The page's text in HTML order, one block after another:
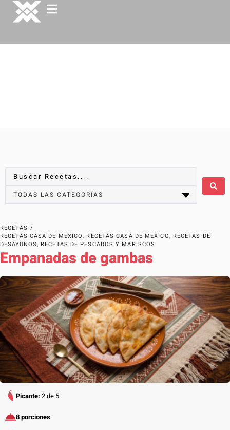
RECETAS /
RECETAS CASA DE MÉXICO, RECETAS CASA DE MÉXICO, RECETAS DE
DESAYUNOS, RECETAS DE PESCADOS Y MARISCOS
Empanadas de gambas
Picante: 2 de 5
8 porciones